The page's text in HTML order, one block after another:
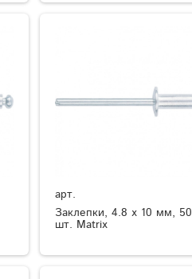
арт.
Заклепки, 4.8 х 10 мм, 50
шт. Matrix